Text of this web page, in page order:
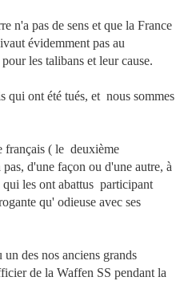
n'a pas de sens et que la France
évidemment pas au
les talibans et leur cause.
qui ont été tués, et nous sommes
français ( le deuxième
d'une façon ou d'une autre, à
les ont abattus participant
qu' odieuse avec ses
des nos anciens grands
de la Waffen SS pendant la